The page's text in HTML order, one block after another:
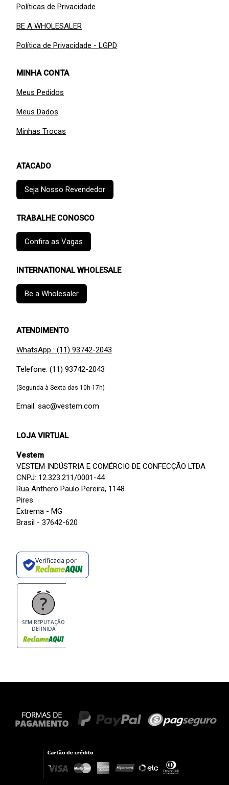
Políticas de Privacidade
BE A WHOLESALER
Política de Privacidade - LGPD
MINHA CONTA
Meus Pedidos
Meus Dados
Minhas Trocas
ATACADO
Seja Nosso Revendedor
TRABALHE CONOSCO
Confira as Vagas
INTERNATIONAL WHOLESALE
Be a Wholesaler
ATENDIMENTO
WhatsApp : (11) 93742-2043
Telefone: (11) 93742-2043
(Segunda à Sexta das 10h-17h)
Email: sac@vestem.com
LOJA VIRTUAL
Vestem
VESTEM INDÚSTRIA E COMÉRCIO DE CONFECÇÃO LTDA
CNPJ: 12.323.211/0001-44
Rua Anthero Paulo Pereira, 1148
Pires
Extrema - MG
Brasil - 37642-620
Verificada por
SEM REPUTAÇÃO
DEFINIDA